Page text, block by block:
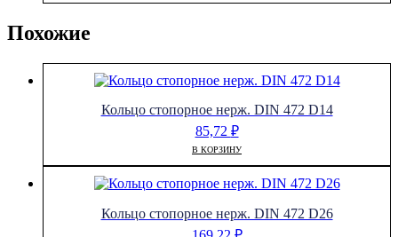
Похожие
Кольцо стопорное нерж. DIN 472 D14
85,72 ₽
В КОРЗИНУ
Кольцо стопорное нерж. DIN 472 D26